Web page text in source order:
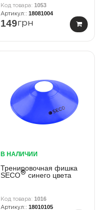
1053
18081004
149грн
В НАЛИЧИИ
Тренировочная фишка
SECO® синего цвета
1016
18010105